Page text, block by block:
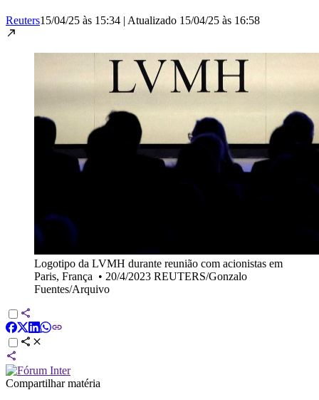
Reuters15/04/25 às 15:34 | Atualizado 15/04/25 às 16:58
Logotipo da LVMH durante reunião com acionistas em
Paris, França • 20/4/2023 REUTERS/Gonzalo
Fuentes/Arquivo
Compartilhar matéria